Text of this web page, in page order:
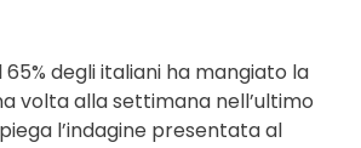
degli italiani ha mangiato la
volta alla settimana nell’ultimo
l’indagine presentata al